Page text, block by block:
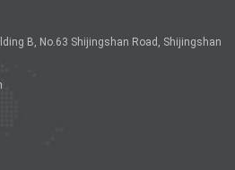
B, No.63 Shijingshan Road, Shijingshan